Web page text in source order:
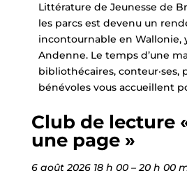
Littérature de Jeunesse de
les parcs est devenu un
incontournable en Wallonie,
Andenne. Le temps d’une
bibliothécaires, conteur·ses,
bénévoles vous accueillent
Club de lecture
une page »
6 août 2026 18 h 00–20 h 00